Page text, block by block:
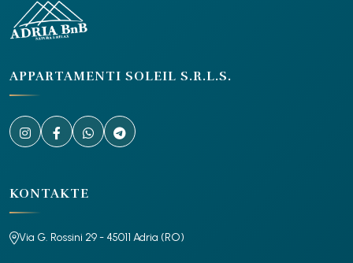
APPARTAMENTI SOLEIL S.R.L.S.
KONTAKTE
Via G. Rossini 29 - 45011 Adria (RO)